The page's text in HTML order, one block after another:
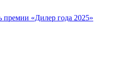
«Дилер года 2025»